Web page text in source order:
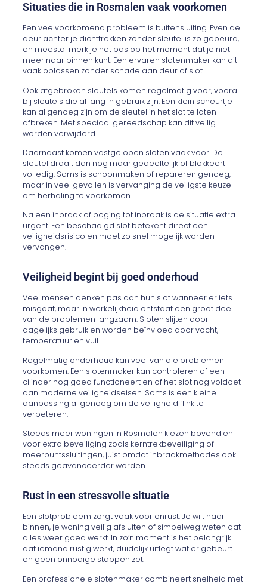
Situaties die in Rosmalen vaak voorkomen
Een veelvoorkomend probleem is buitensluiting. Even de
deur achter je dichttrekken zonder sleutel is zo gebeurd,
en meestal merk je het pas op het moment dat je niet
meer naar binnen kunt. Een ervaren slotenmaker kan dit
vaak oplossen zonder schade aan deur of slot.
Ook afgebroken sleutels komen regelmatig voor, vooral
bij sleutels die al lang in gebruik zijn. Een klein scheurtje
kan al genoeg zijn om de sleutel in het slot te laten
afbreken. Met speciaal gereedschap kan dit veilig
worden verwijderd.
Daarnaast komen vastgelopen sloten vaak voor. De
sleutel draait dan nog maar gedeeltelijk of blokkeert
volledig. Soms is schoonmaken of repareren genoeg,
maar in veel gevallen is vervanging de veiligste keuze
om herhaling te voorkomen.
Na een inbraak of poging tot inbraak is de situatie extra
urgent. Een beschadigd slot betekent direct een
veiligheidsrisico en moet zo snel mogelijk worden
vervangen.
Veiligheid begint bij goed onderhoud
Veel mensen denken pas aan hun slot wanneer er iets
misgaat, maar in werkelijkheid ontstaat een groot deel
van de problemen langzaam. Sloten slijten door
dagelijks gebruik en worden beïnvloed door vocht,
temperatuur en vuil.
Regelmatig onderhoud kan veel van die problemen
voorkomen. Een slotenmaker kan controleren of een
cilinder nog goed functioneert en of het slot nog voldoet
aan moderne veiligheidseisen. Soms is een kleine
aanpassing al genoeg om de veiligheid flink te
verbeteren.
Steeds meer woningen in Rosmalen kiezen bovendien
voor extra beveiliging zoals kerntrekbeveiliging of
meerpuntssluitingen, juist omdat inbraakmethodes ook
steeds geavanceerder worden.
Rust in een stressvolle situatie
Een slotprobleem zorgt vaak voor onrust. Je wilt naar
binnen, je woning veilig afsluiten of simpelweg weten dat
alles weer goed werkt. In zo’n moment is het belangrijk
dat iemand rustig werkt, duidelijk uitlegt wat er gebeurt
en geen onnodige stappen zet.
Een professionele slotenmaker combineert snelheid met